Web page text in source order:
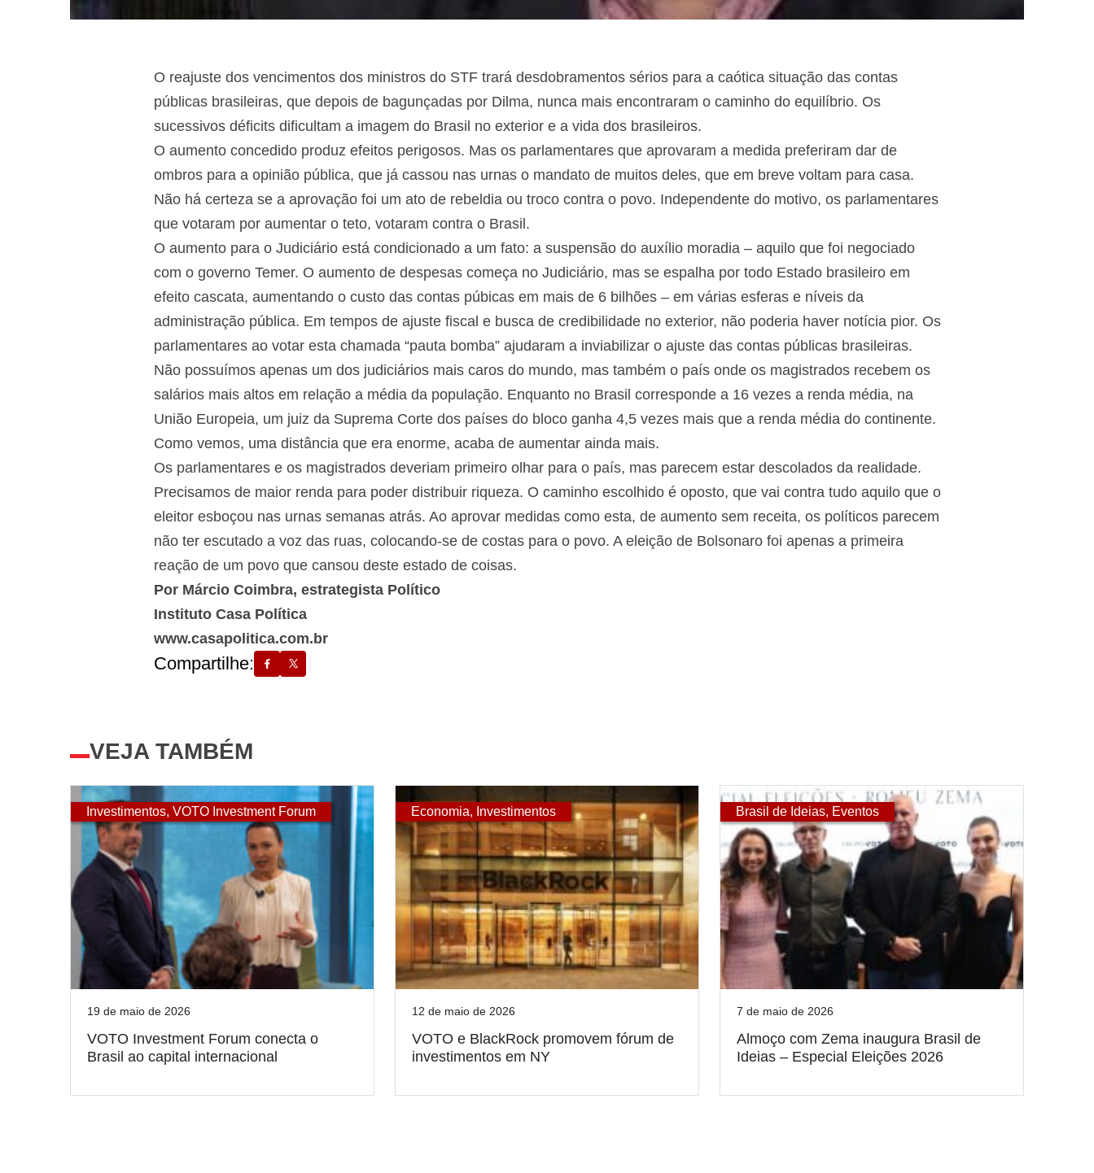
O reajuste dos vencimentos dos ministros do STF trará desdobramentos sérios para a caótica situação das contas
públicas brasileiras, que depois de bagunçadas por Dilma, nunca mais encontraram o caminho do equilíbrio. Os
sucessivos déficits dificultam a imagem do Brasil no exterior e a vida dos brasileiros.
O aumento concedido produz efeitos perigosos. Mas os parlamentares que aprovaram a medida preferiram dar de
ombros para a opinião pública, que já cassou nas urnas o mandato de muitos deles, que em breve voltam para casa.
Não há certeza se a aprovação foi um ato de rebeldia ou troco contra o povo. Independente do motivo, os parlamentares
que votaram por aumentar o teto, votaram contra o Brasil.
O aumento para o Judiciário está condicionado a um fato: a suspensão do auxílio moradia – aquilo que foi negociado
com o governo Temer. O aumento de despesas começa no Judiciário, mas se espalha por todo Estado brasileiro em
efeito cascata, aumentando o custo das contas púbicas em mais de 6 bilhões – em várias esferas e níveis da
administração pública. Em tempos de ajuste fiscal e busca de credibilidade no exterior, não poderia haver notícia pior. Os
parlamentares ao votar esta chamada “pauta bomba” ajudaram a inviabilizar o ajuste das contas públicas brasileiras.
Não possuímos apenas um dos judiciários mais caros do mundo, mas também o país onde os magistrados recebem os
salários mais altos em relação a média da população. Enquanto no Brasil corresponde a 16 vezes a renda média, na
União Europeia, um juiz da Suprema Corte dos países do bloco ganha 4,5 vezes mais que a renda média do continente.
Como vemos, uma distância que era enorme, acaba de aumentar ainda mais.
Os parlamentares e os magistrados deveriam primeiro olhar para o país, mas parecem estar descolados da realidade.
Precisamos de maior renda para poder distribuir riqueza. O caminho escolhido é oposto, que vai contra tudo aquilo que o
eleitor esboçou nas urnas semanas atrás. Ao aprovar medidas como esta, de aumento sem receita, os políticos parecem
não ter escutado a voz das ruas, colocando-se de costas para o povo. A eleição de Bolsonaro foi apenas a primeira
reação de um povo que cansou deste estado de coisas.
Por Márcio Coimbra, estrategista Político
Instituto Casa Política
www.casapolitica.com.br
Compartilhe:
VEJA TAMBÉM
Investimentos, VOTO Investment Forum
19 de maio de 2026
VOTO Investment Forum conecta o
Brasil ao capital internacional
Economia, Investimentos
12 de maio de 2026
VOTO e BlackRock promovem fórum de
investimentos em NY
Brasil de Ideias, Eventos
7 de maio de 2026
Almoço com Zema inaugura Brasil de
Ideias – Especial Eleições 2026